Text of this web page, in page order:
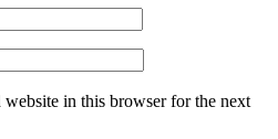
website in this browser for the next